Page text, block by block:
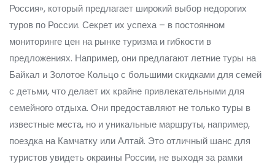
Россия», который предлагает широкий выбор недорогих
туров по России. Секрет их успеха – в постоянном
мониторинге цен на рынке туризма и гибкости в
предложениях. Например, они предлагают летние туры на
Байкал и Золотое Кольцо с большими скидками для семей
с детьми, что делает их крайне привлекательными для
семейного отдыха. Они предоставляют не только туры в
известные места, но и уникальные маршруты, например,
поездка на Камчатку или Алтай. Это отличный шанс для
туристов увидеть окраины России, не выходя за рамки